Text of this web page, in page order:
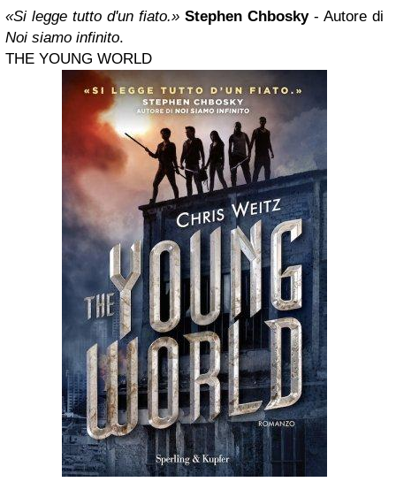
«Si legge tutto d'un fiato.» Stephen Chbosky- Autore di
Noi siamo infinito.
THE YOUNG WORLD